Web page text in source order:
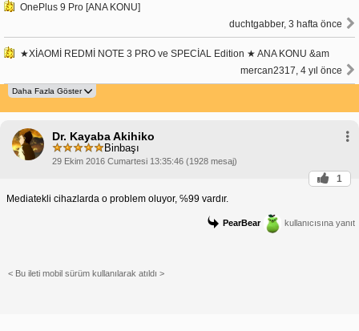
OnePlus 9 Pro [ANA KONU]
duchtgabber, 3 hafta önce
★XİAOMİ REDMİ NOTE 3 PRO ve SPECİAL Edition ★ ANA KONU &am
mercan2317, 4 yıl önce
Dr. Kayaba Akihiko
Binbaşı
29 Ekim 2016 Cumartesi 13:35:46 (1928 mesaj)
1
Mediatekli cihazlarda o problem oluyor, ℅99 vardır.
PearBear kullanıcısına yanıt
< Bu ileti mobil sürüm kullanılarak atıldı >